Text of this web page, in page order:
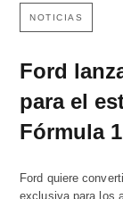
NOTICIAS
Ford
para el
Fórmula
Ford quiere
exclusiva para los